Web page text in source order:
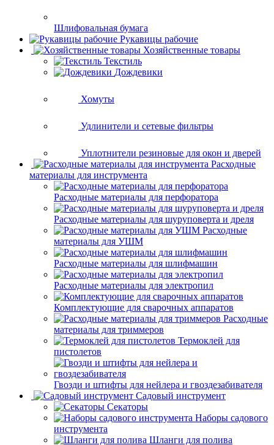
Шлифовальная бумага
Рукавицы рабочие
Хозяйственные товары
Текстиль
Дождевики
Хомуты
Удлинители и сетевые фильтры
Уплотнители резиновые для окон и дверей
Расходные
материалы для инструмента
Расходные материалы для перфоратора
Расходные материалы для шуруповерта и дреля
Расходные
материалы для УШМ
Расходные материалы для шлифмашин
Расходные материалы для электропил
Комплектующие для сварочных аппаратов
Расходные
материалы для триммеров
Термоклей для
пистолетов
Гвозди и штифты для нейлера и гвоздезабивателя
Садовый инструмент
Секаторы
Наборы садового
инструмента
Шланги для полива